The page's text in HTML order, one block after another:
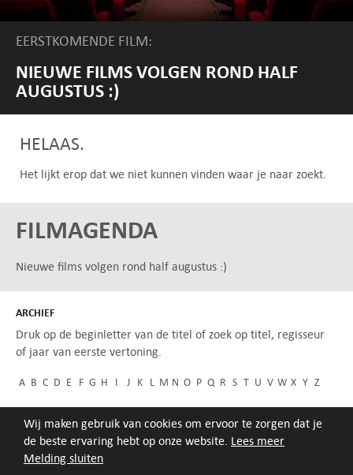
Melding sluiten
Wij maken gebruik van cookies om ervoor te zorgen dat je
de beste ervaring hebt op onze website. Lees meer
EERSTKOMENDE FILM:
NIEUWE FILMS VOLGEN ROND HALF
AUGUSTUS :)
HELAAS.
Het lijkt erop dat we niet kunnen vinden waar je naar zoekt.
FILMAGENDA
Nieuwe films volgen rond half augustus :)
ARCHIEF
Druk op de beginletter van de titel of zoek op titel, regisseur
of jaar van eerste vertoning.
A B C D E F G H I J K L M N O P Q R S T U V W X Y Z